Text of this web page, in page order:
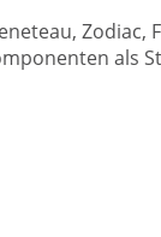
Zodiac,
als